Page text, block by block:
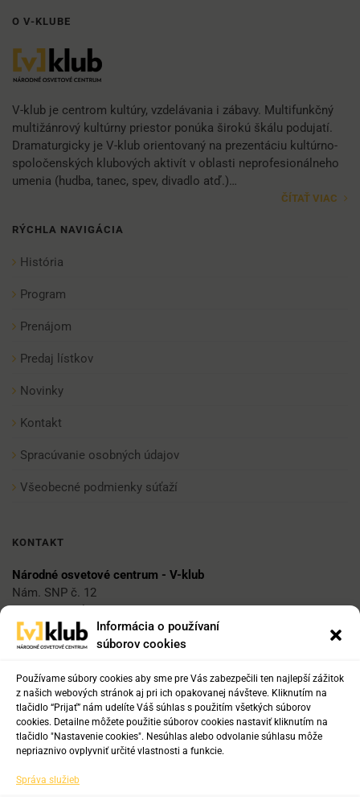
Informácia o používaní
súborov cookies
Používame súbory cookies aby sme pre Vás zabezpečili ten najlepší zážitok
z našich webových stránok aj pri ich opakovanej návšteve. Kliknutím na
tlačidlo “Prijať” nám udelíte Váš súhlas s použitím všetkých súborov
cookies. Detailne môžete použitie súborov cookies nastaviť kliknutím na
tlačidlo "Nastavenie cookies". Nesúhlas alebo odvolanie súhlasu môže
nepriaznivo ovplyvniť určité vlastnosti a funkcie.
Správa služieb
O V-KLUBE
V-klub je centrom kultúry, vzdelávania i zábavy. Multifunkčný
multižánrový kultúrny priestor ponúka širokú škálu podujatí.
Dramaturgicky je V-klub orientovaný na prezentáciu kultúrno-
spoločenských klubových aktivít v oblasti neprofesionálneho
umenia (hudba, tanec, spev, divadlo atď.)…
ČÍTAŤ VIAC
RÝCHLA NAVIGÁCIA
História
Program
Prenájom
Predaj lístkov
Novinky
Kontakt
Spracúvanie osobných údajov
Všeobecné podmienky súťaží
KONTAKT
Národné osvetové centrum - V-klub
Nám. SNP č. 12
812 34 Bratislava 1
vklub@nocka.sk
Tel:
+421 2 204 71 217
+421 918 817 141